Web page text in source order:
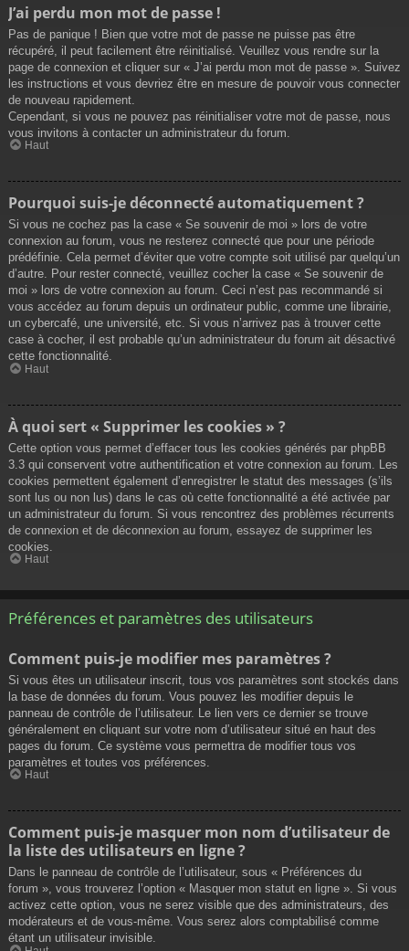
J’ai perdu mon mot de passe !
Pas de panique ! Bien que votre mot de passe ne puisse pas être
récupéré, il peut facilement être réinitialisé. Veuillez vous rendre sur la
page de connexion et cliquer sur « J’ai perdu mon mot de passe ». Suivez
les instructions et vous devriez être en mesure de pouvoir vous connecter
de nouveau rapidement.
Cependant, si vous ne pouvez pas réinitialiser votre mot de passe, nous
vous invitons à contacter un administrateur du forum.
Haut
Pourquoi suis-je déconnecté automatiquement ?
Si vous ne cochez pas la case « Se souvenir de moi » lors de votre
connexion au forum, vous ne resterez connecté que pour une période
prédéfinie. Cela permet d’éviter que votre compte soit utilisé par quelqu’un
d’autre. Pour rester connecté, veuillez cocher la case « Se souvenir de
moi » lors de votre connexion au forum. Ceci n’est pas recommandé si
vous accédez au forum depuis un ordinateur public, comme une librairie,
un cybercafé, une université, etc. Si vous n’arrivez pas à trouver cette
case à cocher, il est probable qu’un administrateur du forum ait désactivé
cette fonctionnalité.
Haut
À quoi sert « Supprimer les cookies » ?
Cette option vous permet d’effacer tous les cookies générés par phpBB
3.3 qui conservent votre authentification et votre connexion au forum. Les
cookies permettent également d’enregistrer le statut des messages (s’ils
sont lus ou non lus) dans le cas où cette fonctionnalité a été activée par
un administrateur du forum. Si vous rencontrez des problèmes récurrents
de connexion et de déconnexion au forum, essayez de supprimer les
cookies.
Haut
Préférences et paramètres des utilisateurs
Comment puis-je modifier mes paramètres ?
Si vous êtes un utilisateur inscrit, tous vos paramètres sont stockés dans
la base de données du forum. Vous pouvez les modifier depuis le
panneau de contrôle de l’utilisateur. Le lien vers ce dernier se trouve
généralement en cliquant sur votre nom d’utilisateur situé en haut des
pages du forum. Ce système vous permettra de modifier tous vos
paramètres et toutes vos préférences.
Haut
Comment puis-je masquer mon nom d’utilisateur de
la liste des utilisateurs en ligne ?
Dans le panneau de contrôle de l’utilisateur, sous « Préférences du
forum », vous trouverez l’option « Masquer mon statut en ligne ». Si vous
activez cette option, vous ne serez visible que des administrateurs, des
modérateurs et de vous-même. Vous serez alors comptabilisé comme
étant un utilisateur invisible.